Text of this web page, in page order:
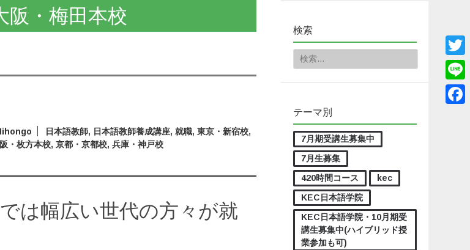
検索
検索:
テーマ別
7月期受講生募集中
7月生募集
420時間コース
kec
KEC日本語学院
KEC日本語学院・10月期受
講生募集中(ハイブリッド授
業参加も可)
阪・梅田本校
日本語教師, 日本語教師養成講座,就職,東京・新宿校,
・枚方本校,京都・京都校,兵庫・神戸校
は幅広い世代の方々が就
Line